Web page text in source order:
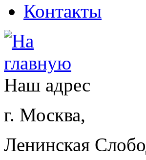
Контакты
Наш адрес
г. Москва,
Ленинская